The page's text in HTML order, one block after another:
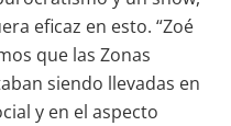
eficaz en esto. “Zoé
que las Zonas
siendo llevadas en
y en el aspecto